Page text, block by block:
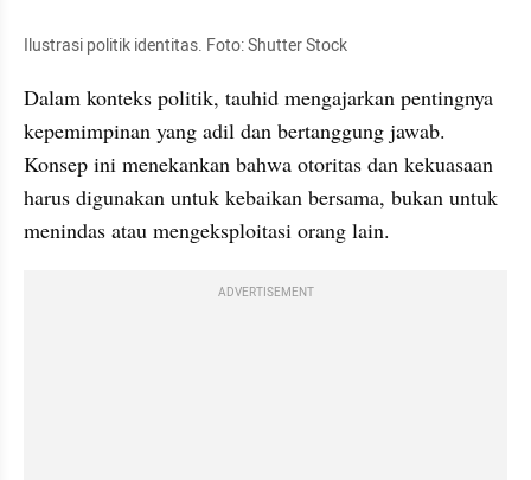
Ilustrasi politik identitas. Foto: Shutter Stock
Dalam konteks politik, tauhid mengajarkan pentingnya
kepemimpinan yang adil dan bertanggung jawab.
Konsep ini menekankan bahwa otoritas dan kekuasaan
harus digunakan untuk kebaikan bersama, bukan untuk
menindas atau mengeksploitasi orang lain.
ADVERTISEMENT